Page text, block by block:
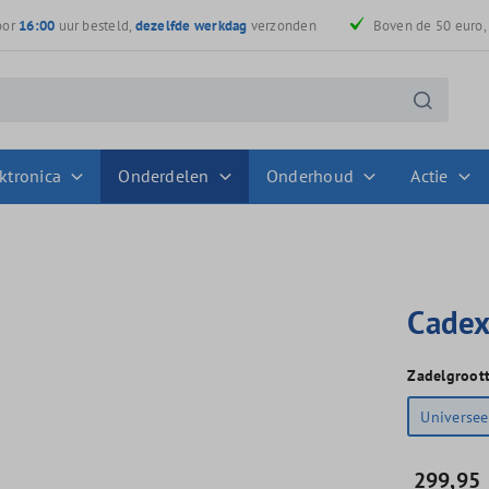
16:00 uur besteld, dezelfde werkdag verzonden Boven de 50 euro,
Onderdelen Onderhoud Actie
299,95